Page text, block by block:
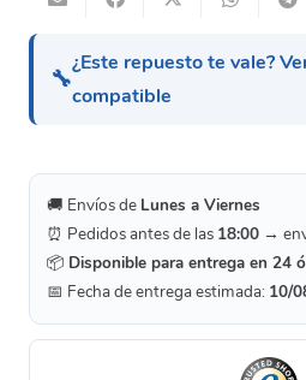
🔧
¿Este repuesto te vale?
compatible
🚚 Envíos de Lunes a Viernes
⏰ Pedidos antes de las 18:00 →
📦 Disponible para entrega en 24
📅 Fecha de entrega estimada: 10/